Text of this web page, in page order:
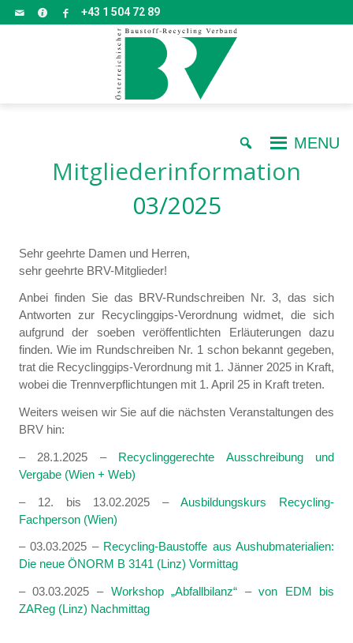
+43 1 504 72 89
MENU
Mitgliederinformation
03/2025
Sehr geehrte Damen und Herren,
sehr geehrte BRV-Mitglieder!
Anbei finden Sie das BRV-Rundschreiben Nr. 3, das sich
Antworten zur Recyclinggips-Verordnung widmet, die sich
aufgrund der soeben veröffentlichten Erläuterungen dazu
finden. Wie im Rundschreiben Nr. 1 schon bekannt gegeben,
trat die Recyclinggips-Verordnung mit 1. Jänner 2025 in Kraft,
wobei die Trennverpflichtungen mit 1. April 25 in Kraft treten.
Weiters weisen wir Sie auf die nächsten Veranstaltungen des
BRV hin:
– 28.1.2025 – Recyclinggerechte Ausschreibung und
Vergabe (Wien + Web)
– 12. bis 13.02.2025 –Ausbildungskurs Recycling-
Fachperson (Wien)
– 03.03.2025 – Recycling-Baustoffe aus Aushubmaterialien:
Die neue ÖNORM B 3141 (Linz) Vormittag
– 03.03.2025 – Workshop „Abfallbilanz“ – von EDM bis
ZAReg (Linz) Nachmittag